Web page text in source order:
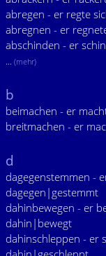
abregen - er regte
abregnen - er
abschinden - er
... (mehr)
b
beimachen - er
breitmachen - er
d
dagegenstemmen -
dagegen|gestemmt
dahinbewegen - er
dahin|bewegt
dahinschleppen - er